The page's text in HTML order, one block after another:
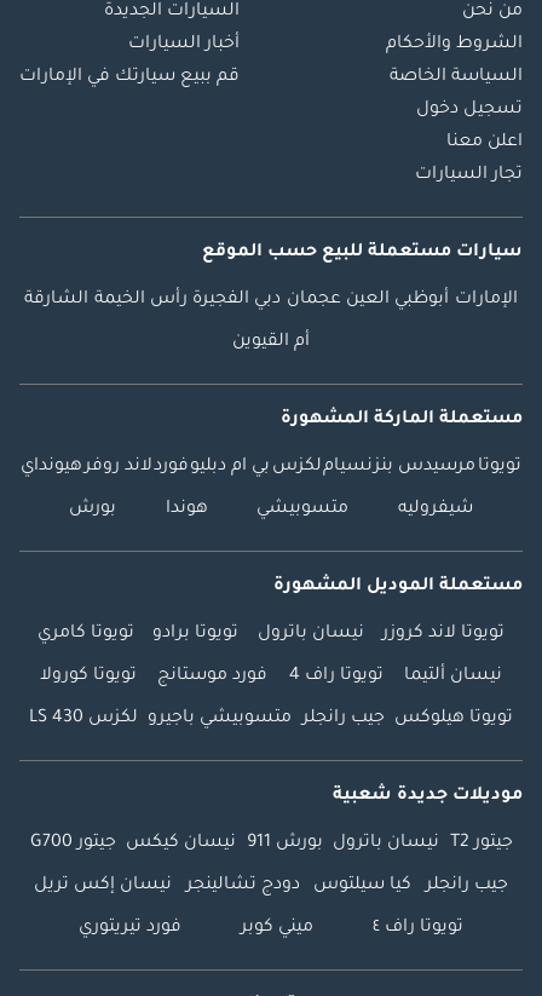
من نحن
الشروط والأحكام
السياسة الخاصة
تسجيل دخول
اعلن معنا
تجار السيارات
السيارات الجديدة
أخبار السيارات
قم ببيع سيارتك في الإمارات
سيارات مستعملة للبيع حسب الموقع
الإمارات أبوظبي العين عجمان دبي الفجيرة رأس الخيمة الشارقة
أم القيوين
مستعملة الماركة المشهورة
تويوتا مرسيدس بنزنسياملكزس بي ام دبليوفوردلاند روفرهيونداي
شيفروليه متسوبيشي هوندا بورش
مستعملة الموديل المشهورة
تويوتا لاند كروزر نيسان باترول تويوتا برادو تويوتا كامري
نيسان ألتيما تويوتا راف 4 فورد موستانج تويوتا كورولا
تويوتا هيلوكس جيب رانجلر متسوبيشي باجيرو لكزس LS 430
موديلات جديدة شعبية
جيتور T2 نيسان باترول بورش 911 نيسان كيكس جيتور G700
جيب رانجلر كيا سيلتوس دودج تشالينجر نيسان إكس تريل
تويوتا راف ٤ ميني كوبر فورد تيريتوري